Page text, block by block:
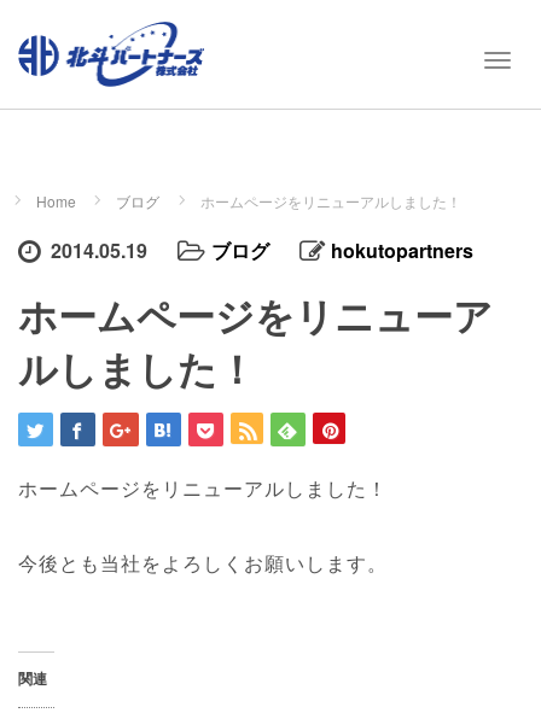
T
g
Home ブログ ホームページをリニューアルしました！
2014.05.19 ブログ hokutopartners
ホームページをリニューア
ルしました！
ホームページをリニューアルしました！
今後とも当社をよろしくお願いします。
関連